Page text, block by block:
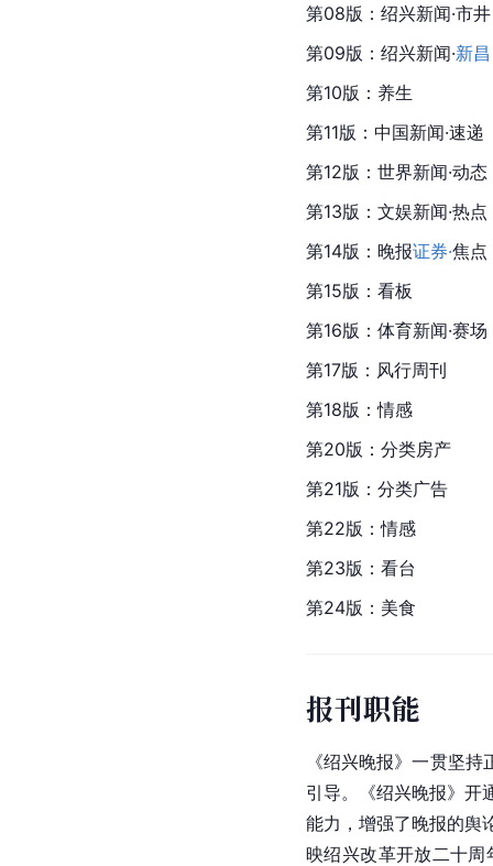
第08版：绍兴新闻·市井
第09版：绍兴新闻·新昌
第10版：养生
第11版：中国新闻·速递
第12版：世界新闻·动态
第13版：文娱新闻·热点
第14版：晚报证券·焦点
第15版：看板
第16版：体育新闻·赛场
第17版：风行周刊
第18版：情感
第20版：分类房产
第21版：分类广告
第22版：情感
第23版：看台
第24版：美食
报刊职能
《绍兴晚报》一贯坚
引导。《绍兴晚报》开
能力，增强了晚报的舆
映绍兴改革开放二十周